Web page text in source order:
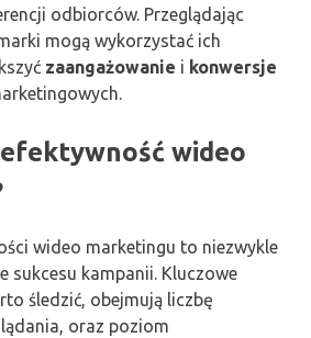
odbiorców. Przeglądając
mogą wykorzystać ich
zaangażowanie i konwersje
wideo
wideo marketingu to niezwykle
sukcesu kampanii. Kluczowe
śledzić, obejmują liczbę
oraz poziom